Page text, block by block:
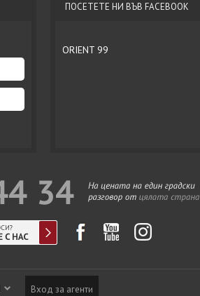
ПОСЕТЕТЕ НИ ВЪВ FACEBOOK
ORIENT 99
Вход за агенти